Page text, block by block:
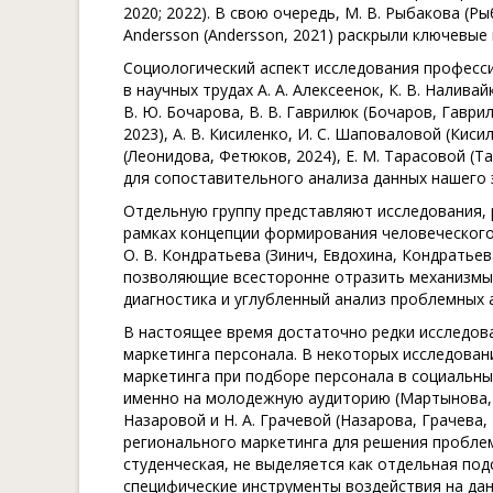
2020; 2022). В свою очередь, М. В. Рыбакова
Andersson (Andersson, 2021) раскрыли
Социологический аспект исследования
в научных трудах А. А. Алексеенок, К. В.
В. Ю. Бочарова, В. В. Гаврилюк (Бочаров,
2023), А. В. Кисиленко, И. С. Шаповаловой
(Леонидова, Фетюков, 2024), Е. М. Тарасовой
для сопоставительного анализа данных нашего
Отдельную группу представляют
рамках концепции формирования
О. В. Кондратьева (Зинич, Евдохина,
позволяющие всесторонне отразить
диагностика и углубленный анализ
В настоящее время достаточно редки
маркетинга персонала. В некоторых
маркетинга при подборе персонала в
именно на молодежную аудиторию (Мартынова,
Назаровой и Н. А. Грачевой (Назарова,
регионального маркетинга для решения
студенческая, не выделяется как отдельная
специфические инструменты воздействия на